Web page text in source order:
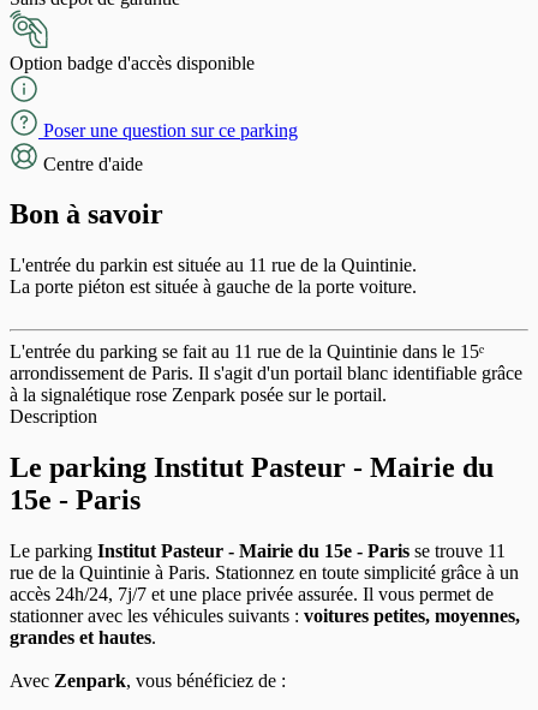
Option badge d'accès disponible
Poser une question sur ce parking
Centre d'aide
Bon à savoir
L'entrée du parkin est située au 11 rue de la Quintinie.
La porte piéton est située à gauche de la porte voiture.
L'entrée du parking se fait au 11 rue de la Quintinie dans le 15ᵉ
arrondissement de Paris. Il s'agit d'un portail blanc identifiable grâce
à la signalétique rose Zenpark posée sur le portail.
Description
Le parking Institut Pasteur - Mairie du
15e - Paris
Le parking Institut Pasteur - Mairie du 15e - Paris se trouve 11
rue de la Quintinie à Paris. Stationnez en toute simplicité grâce à un
accès 24h/24, 7j/7 et une place privée assurée. Il vous permet de
stationner avec les véhicules suivants : voitures petites, moyennes,
grandes et hautes.
Avec Zenpark, vous bénéficiez de :